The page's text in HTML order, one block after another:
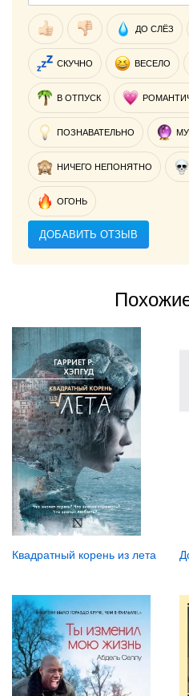
ДО СЛЁЗ
СКУЧНО ВЕСЕЛО
В ОТПУСК
ПОЗНАВАТЕЛЬНО
НИЧЕГО НЕПОНЯТНО
ОГОНЬ
ДОБАВИТЬ ОТЗЫВ
Квадратный корень из лета